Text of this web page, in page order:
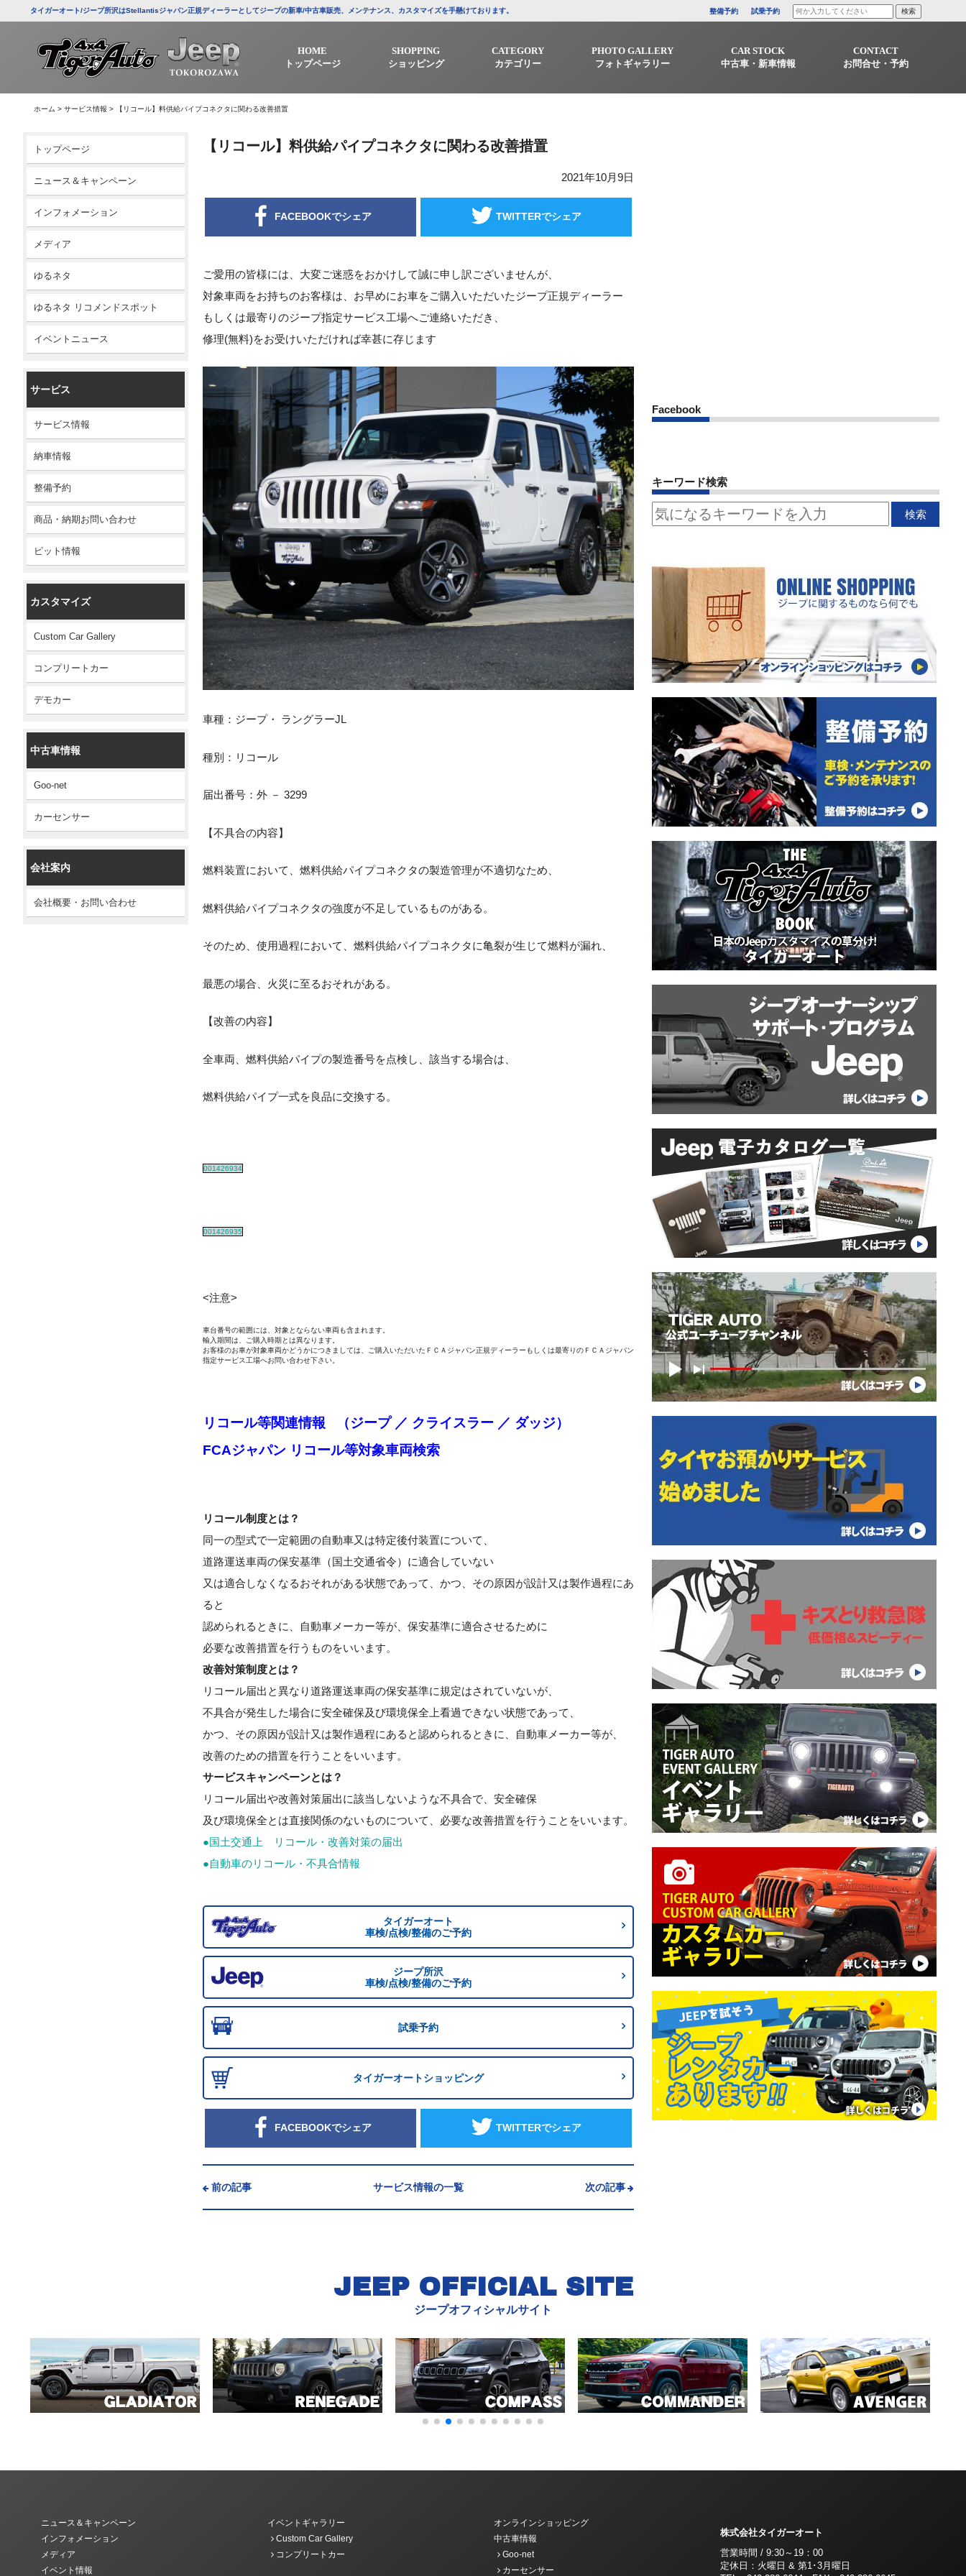
タイガーオート/ジープ所沢はStellantisジャパン正規ディーラーとしてジープの新車/中古車販売、メンテナンス、カスタマイズを手懸けております。 整備予約 試乗予約
HOME
トップページ
SHOPPING
ショッピング
CATEGORY
カテゴリー
PHOTO GALLERY
フォトギャラリー
CAR STOCK
中古車・新車情報
CONTACT
お問合せ・予約
ホーム > サービス情報 > 【リコール】料供給パイプコネクタに関わる改善措置
トップページ
ニュース＆キャンペーン
インフォメーション
メディア
ゆるネタ
ゆるネタ リコメンドスポット
イベントニュース
サービス
サービス情報
納車情報
整備予約
商品・納期お問い合わせ
ピット情報
カスタマイズ
Custom Car Gallery
コンプリートカー
デモカー
中古車情報
Goo-net
カーセンサー
会社案内
会社概要・お問い合わせ
【リコール】料供給パイプコネクタに関わる改善措置
2021年10月9日
FACEBOOKでシェア TWITTERでシェア
ご愛用の皆様には、大変ご迷惑をおかけして誠に申し訳ございませんが、
対象車両をお持ちのお客様は、お早めにお車をご購入いただいたジープ正規ディーラー
もしくは最寄りのジープ指定サービス工場へご連絡いただき、
修理(無料)をお受けいただければ幸甚に存じます
車種：ジープ・ ラングラーJL
種別：リコール
届出番号：外 － 3299
【不具合の内容】
燃料装置において、燃料供給パイプコネクタの製造管理が不適切なため、
燃料供給パイプコネクタの強度が不足しているものがある。
そのため、使用過程において、燃料供給パイプコネクタに亀裂が生じて燃料が漏れ、
最悪の場合、火災に至るおそれがある。
【改善の内容】
全車両、燃料供給パイプの製造番号を点検し、該当する場合は、
燃料供給パイプ一式を良品に交換する。
001426934
001426935
<注意>
車台番号の範囲には、対象とならない車両も含まれます。
輸入期間は、ご購入時期とは異なります。
お客様のお車が対象車両かどうかにつきましては、ご購入いただいたＦＣＡジャパン正規ディーラーもしくは最寄りのＦＣＡジャパン
指定サービス工場へお問い合わせ下さい。
リコール等関連情報 （ジープ ／ クライスラー ／ ダッジ）
FCAジャパン リコール等対象車両検索
リコール制度とは？
同一の型式で一定範囲の自動車又は特定後付装置について、
道路運送車両の保安基準（国土交通省令）に適合していない
又は適合しなくなるおそれがある状態であって、かつ、その原因が設計又は製作過程にあ
ると
認められるときに、自動車メーカー等が、保安基準に適合させるために
必要な改善措置を行うものをいいます。
改善対策制度とは？
リコール届出と異なり道路運送車両の保安基準に規定はされていないが、
不具合が発生した場合に安全確保及び環境保全上看過できない状態であって、
かつ、その原因が設計又は製作過程にあると認められるときに、自動車メーカー等が、
改善のための措置を行うことをいいます。
サービスキャンペーンとは？
リコール届出や改善対策届出に該当しないような不具合で、安全確保
及び環境保全とは直接関係のないものについて、必要な改善措置を行うことをいいます。
●国土交通上 リコール・改善対策の届出
●自動車のリコール・不具合情報
タイガーオート
車検/点検/整備のご予約
ジープ所沢
車検/点検/整備のご予約
試乗予約
タイガーオートショッピング
FACEBOOKでシェア TWITTERでシェア
前の記事 サービス情報の一覧 次の記事
Facebook
キーワード検索
JEEP OFFICIAL SITE
ジープオフィシャルサイト
ニュース＆キャンペーン
インフォメーション
メディア
イベント情報
イベントギャラリー
Custom Car Gallery
コンプリートカー
オンラインショッピング
中古車情報
Goo-net
カーセンサー
株式会社タイガーオート
営業時間 / 9:30～19：00
定休日：火曜日 & 第1･3月曜日